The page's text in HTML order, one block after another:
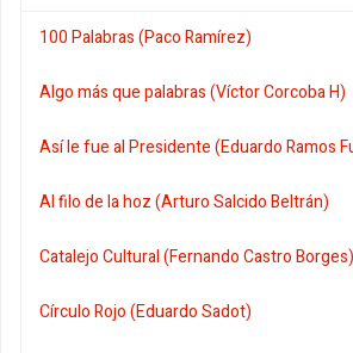
100 Palabras (Paco Ramírez)
Algo más que palabras (Víctor Corcoba H)
Así le fue al Presidente (Eduardo Ramos
Al filo de la hoz (Arturo Salcido Beltrán)
Catalejo Cultural (Fernando Castro Borges)
Círculo Rojo (Eduardo Sadot)